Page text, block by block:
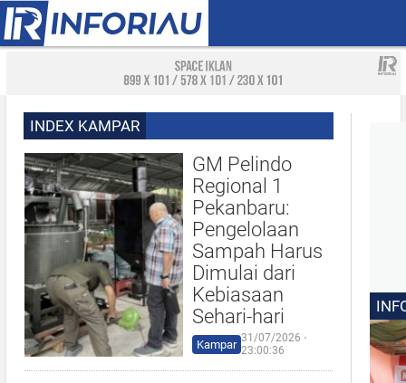
INDEX KAMPAR
GM Pelindo
Regional 1
Pekanbaru:
Pengelolaan
Sampah Harus
Dimulai dari
Kebiasaan
Sehari-hari
Kampar 31/07/2026 ⋅
23:00:36